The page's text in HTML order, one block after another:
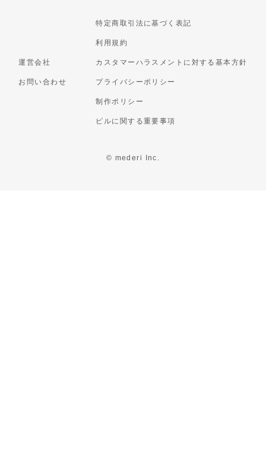
運営会社
お問い合わせ
特定商取引法に基づく表記
利用規約
カスタマーハラスメントに対する基本方針
プライバシーポリシー
制作ポリシー
ピルに関する重要事項
© mederi Inc.